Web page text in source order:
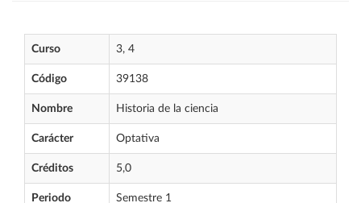
Curso 3, 4
Código 39138
Nombre Historia de la ciencia
Carácter Optativa
Créditos 5,0
Periodo Semestre 1